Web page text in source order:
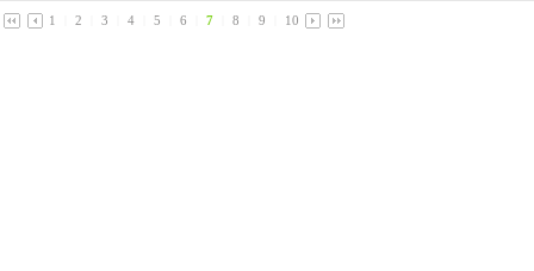
1 2 3 4 5 6 7 8 9 10